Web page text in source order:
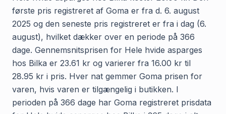
første pris registreret af Goma er fra d. 6. august
2025 og den seneste pris registreret er fra i dag (6.
august), hvilket dækker over en periode på 366
dage. Gennemsnitsprisen for Hele hvide asparges
hos Bilka er 23.61 kr og varierer fra 16.00 kr til
28.95 kr i pris. Hver nat gemmer Goma prisen for
varen, hvis varen er tilgængelig i butikken. I
perioden på 366 dage har Goma registreret prisdata